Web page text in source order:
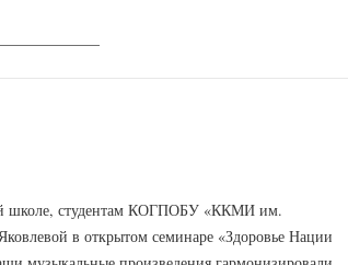
школе, студентам КОГПОБУ «ККМИ им.
в открытом семинаре «Здоровье Нации